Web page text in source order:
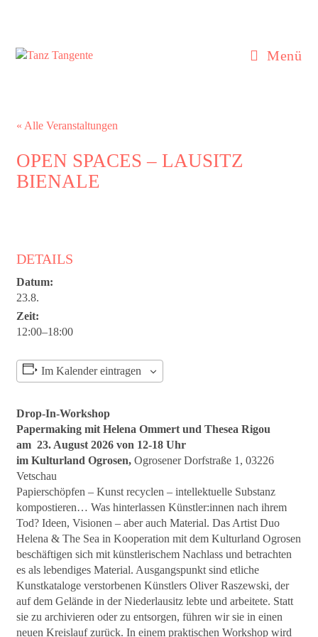
Menü
« Alle Veranstaltungen
OPEN SPACES – LAUSITZ
BIENALE
DETAILS
Datum:
23.8.
Zeit:
12:00–18:00
Im Kalender eintragen
Drop-In-Workshop
Papermaking mit Helena Ommert und Thesea Rigou
am 23. August 2026 von 12-18 Uhr
im Kulturland Ogrosen,Ogrosener Dorfstraße 1, 03226
Vetschau
Papierschöpfen – Kunst recyclen – intellektuelle Substanz
kompostieren… Was hinterlassen Künstler:innen nach ihrem
Tod? Ideen, Visionen – aber auch Material. Das Artist Duo
Helena & The Sea in Kooperation mit dem Kulturland Ogrosen
beschäftigen sich mit künstlerischem Nachlass und betrachten
es als lebendiges Material. Ausgangspunkt sind etliche
Kunstkataloge verstorbenen Künstlers Oliver Raszewski, der
auf dem Gelände in der Niederlausitz lebte und arbeitete. Statt
sie zu archivieren oder zu entsorgen, führen wir sie in einen
neuen Kreislauf zurück. In einem praktischen Workshop wird